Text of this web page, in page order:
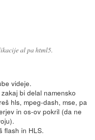
al pa html5.
videje.
bi delal namensko
hls, mpeg-dash, mse, pa
in os-ov pokril (da ne
flash in HLS.